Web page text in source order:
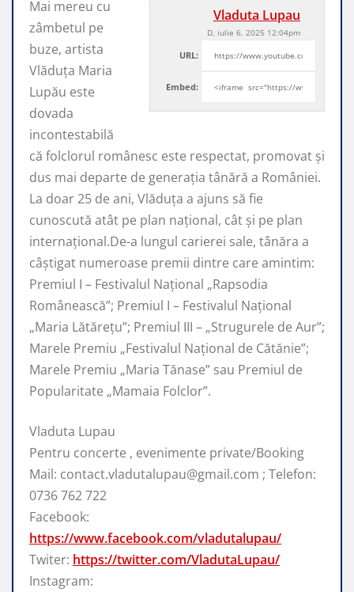
Vladuta Lupau
D, iulie 6, 2025 12:04pm
URL:
Embed:
Mai mereu cu
zâmbetul pe
buze, artista
Vlăduța Maria
Lupău este
dovada
incontestabilă
că folclorul românesc este respectat, promovat şi
dus mai departe de generaţia tânără a României.
La doar 25 de ani, Vlăduța a ajuns să fie
cunoscută atât pe plan naţional, cât şi pe plan
internaţional.De-a lungul carierei sale, tânăra a
câştigat numeroase premii dintre care amintim:
Premiul I – Festivalul Național „Rapsodia
Românească”; Premiul I – Festivalul Național
„Maria Lătărețu”; Premiul III – „Strugurele de Aur”;
Marele Premiu „Festivalul Național de Cătănie”;
Marele Premiu „Maria Tănase” sau Premiul de
Popularitate „Mamaia Folclor”.
Vladuta Lupau
Pentru concerte , evenimente private/Booking
Mail: contact.vladutalupau@gmail.com ; Telefon:
0736 762 722
Facebook:
https://www.facebook.com/vladutalupau/
Twiter: https://twitter.com/VladutaLupau/
Instagram: